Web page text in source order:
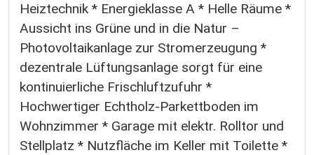
Heiztechnik * Energieklasse A * Helle Räume *
Aussicht ins Grüne und in die Natur –
Photovoltaikanlage zur Stromerzeugung *
dezentrale Lüftungsanlage sorgt für eine
kontinuierliche Frischluftzufuhr *
Hochwertiger Echtholz-Parkettboden im
Wohnzimmer * Garage mit elektr. Rolltor und
Stellplatz * Nutzfläche im Keller mit Toilette *